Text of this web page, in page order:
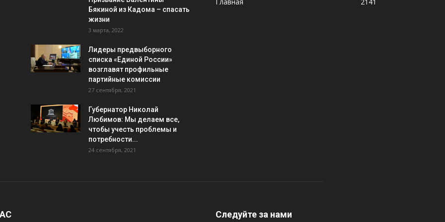
Бякиной из Кадома – спасать
жизни
3 марта, 2022
Лидеры предвыборного
списка «Единой России»
возглавят профильные
партийные комиссии
27 сентября, 2021
Губернатор Николай
Любимов: Мы делаем все,
чтобы учесть проблемы и
потребности...
24 сентября, 2021
Следуйте за нами